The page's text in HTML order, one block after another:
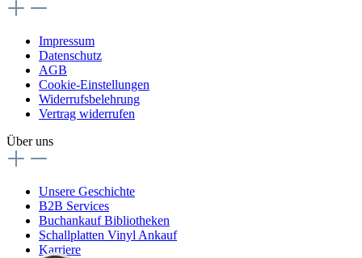
Impressum
Datenschutz
AGB
Cookie-Einstellungen
Widerrufsbelehrung
Vertrag widerrufen
Über uns
Unsere Geschichte
B2B Services
Buchankauf Bibliotheken
Schallplatten Vinyl Ankauf
Karriere